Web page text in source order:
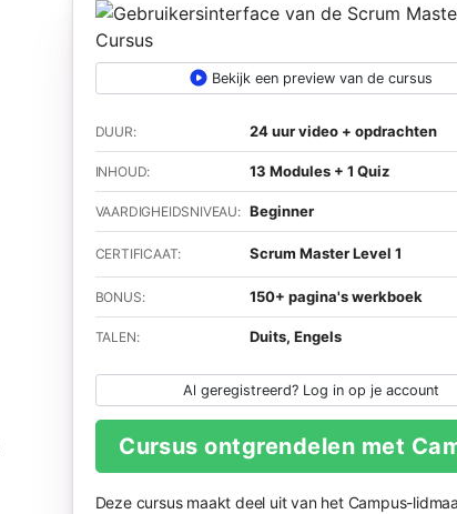
Bekijk een preview van de cursus
DUUR: 24 uur video + opdrachten
INHOUD: 13 Modules + 1 Quiz
VAARDIGHEIDSNIVEAU: Beginner
CERTIFICAAT: Scrum Master Level 1
BONUS: 150+ pagina's werkboek
TALEN: Duits, Engels
Al geregistreerd? Log in op je account
Cursus ontgrendelen met
Deze cursus maakt deel uit van het Campus-